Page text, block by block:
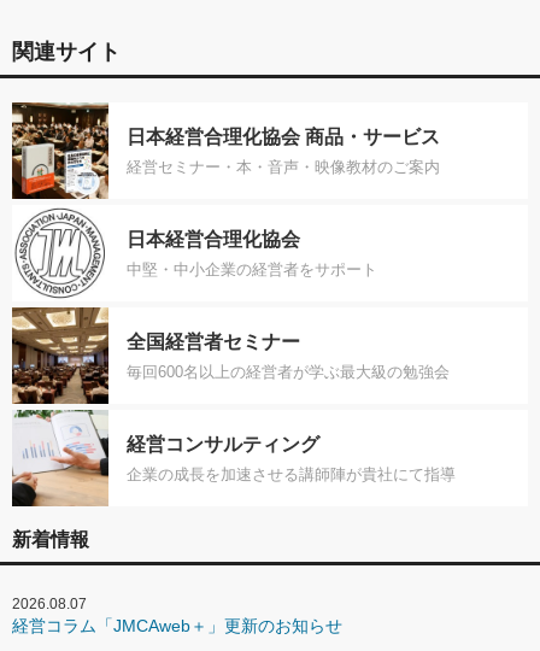
関連サイト
日本経営合理化協会 商品・サービス
経営セミナー・本・音声・映像教材のご案内
日本経営合理化協会
中堅・中小企業の経営者をサポート
全国経営者セミナー
毎回600名以上の経営者が学ぶ最大級の勉強会
経営コンサルティング
企業の成長を加速させる講師陣が貴社にて指導
新着情報
2026.08.07
経営コラム「JMCAweb＋」更新のお知らせ